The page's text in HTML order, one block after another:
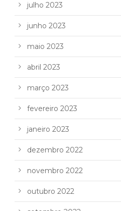
julho 2023
junho 2023
maio 2023
abril 2023
março 2023
fevereiro 2023
janeiro 2023
dezembro 2022
novembro 2022
outubro 2022